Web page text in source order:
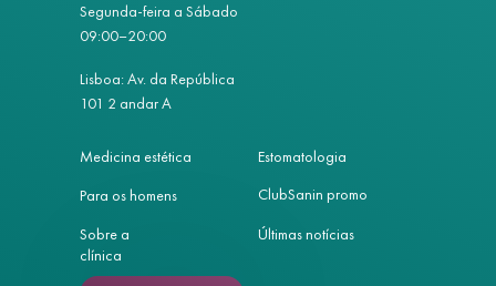
Segunda-feira a Sábado
09:00–20:00
Lisboa: Av. da República
101 2 andar A
Medicina estética Estomatologia
Para os homens ClubSanin promo
Sobre a
clínica
Últimas notícias